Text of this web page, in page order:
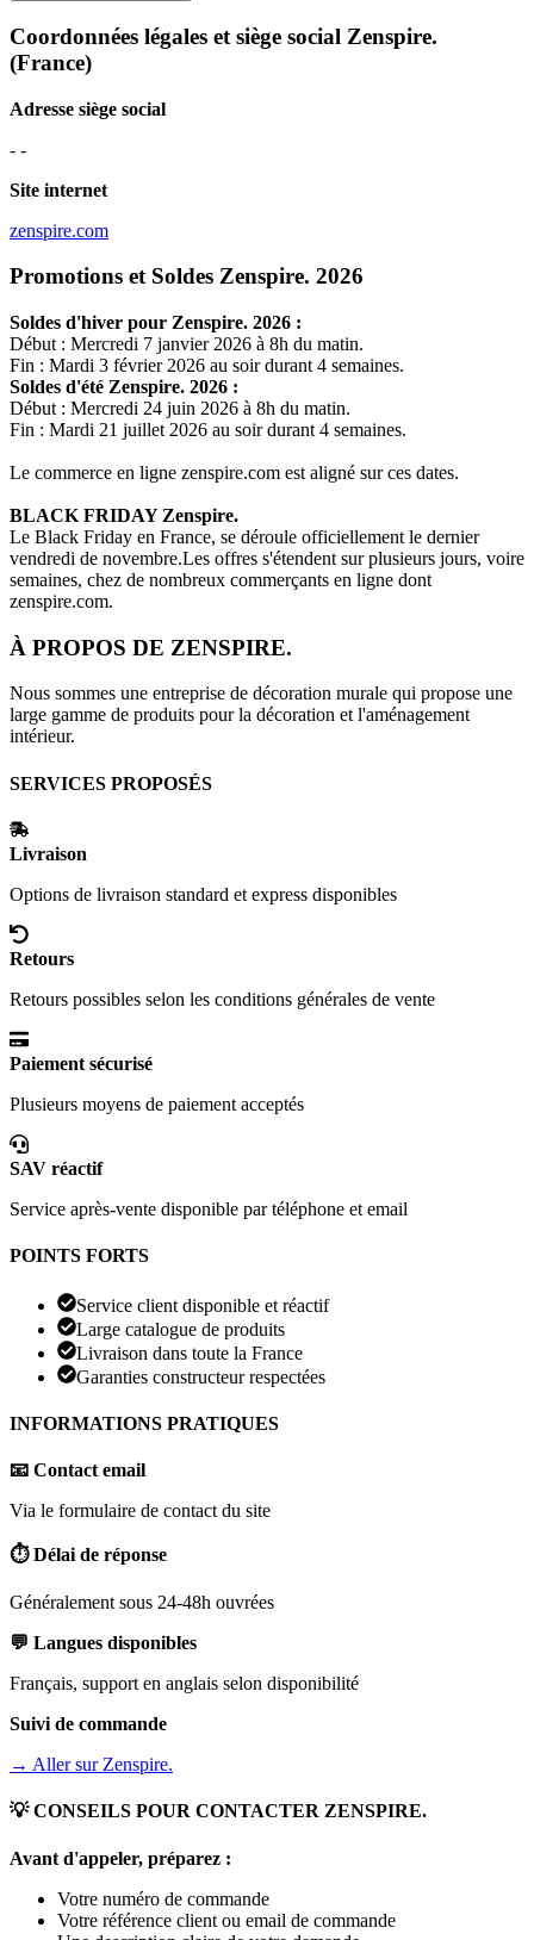
Coordonnées légales et siège social Zenspire.
(France)
Adresse siège social
- -
Site internet
zenspire.com
Promotions et Soldes Zenspire. 2026
Soldes d'hiver pour Zenspire. 2026 :
Début : Mercredi 7 janvier 2026 à 8h du matin.
Fin : Mardi 3 février 2026 au soir durant 4 semaines.
Soldes d'été Zenspire. 2026 :
Début : Mercredi 24 juin 2026 à 8h du matin.
Fin : Mardi 21 juillet 2026 au soir durant 4 semaines.
Le commerce en ligne zenspire.com est aligné sur ces dates.
BLACK FRIDAY Zenspire.
Le Black Friday en France, se déroule officiellement le dernier
vendredi de novembre.Les offres s'étendent sur plusieurs jours, voire
semaines, chez de nombreux commerçants en ligne dont
zenspire.com.
À PROPOS DE ZENSPIRE.
Nous sommes une entreprise de décoration murale qui propose une
large gamme de produits pour la décoration et l'aménagement
intérieur.
SERVICES PROPOSÉS
Livraison
Options de livraison standard et express disponibles
Retours
Retours possibles selon les conditions générales de vente
Paiement sécurisé
Plusieurs moyens de paiement acceptés
SAV réactif
Service après-vente disponible par téléphone et email
POINTS FORTS
Service client disponible et réactif
Large catalogue de produits
Livraison dans toute la France
Garanties constructeur respectées
INFORMATIONS PRATIQUES
📧 Contact email
Via le formulaire de contact du site
⏱️ Délai de réponse
Généralement sous 24-48h ouvrées
💬 Langues disponibles
Français, support en anglais selon disponibilité
Suivi de commande
→ Aller sur Zenspire.
💡 CONSEILS POUR CONTACTER ZENSPIRE.
Avant d'appeler, préparez :
Votre numéro de commande
Votre référence client ou email de commande